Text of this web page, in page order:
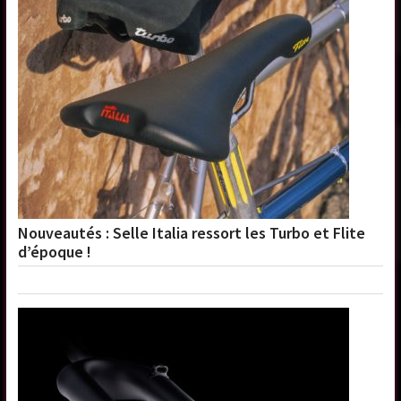
Nouveautés : Selle Italia ressort les Turbo et Flite
d’époque !